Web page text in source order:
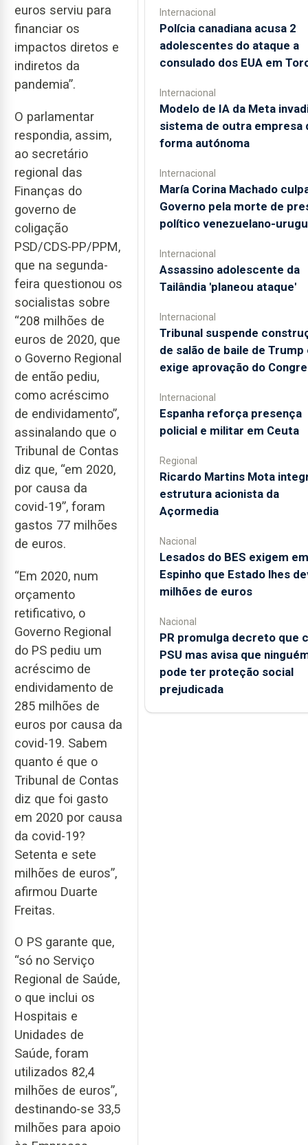
euros serviu para
financiar os
impactos diretos e
indiretos da
pandemia”.
O parlamentar
respondia, assim,
ao secretário
regional das
Finanças do
governo de
coligação
PSD/CDS-PP/PPM,
que na segunda-
feira questionou os
socialistas sobre
“208 milhões de
euros de 2020, que
o Governo Regional
de então pediu,
como acréscimo
de endividamento”,
assinalando que o
Tribunal de Contas
diz que, “em 2020,
por causa da
covid-19”, foram
gastos 77 milhões
de euros.
“Em 2020, num
orçamento
retificativo, o
Governo Regional
do PS pediu um
acréscimo de
endividamento de
285 milhões de
euros por causa da
covid-19. Sabem
quanto é que o
Tribunal de Contas
diz que foi gasto
em 2020 por causa
da covid-19?
Setenta e sete
milhões de euros”,
afirmou Duarte
Freitas.
O PS garante que,
“só no Serviço
Regional de Saúde,
o que inclui os
Hospitais e
Unidades de
Saúde, foram
utilizados 82,4
milhões de euros”,
destinando-se 33,5
milhões para apoio
Internacional
Polícia canadiana acusa 2
adolescentes do ataque a
consulado dos EUA em
Internacional
Modelo de IA da Meta
sistema de outra empresa
forma autónoma
Internacional
María Corina Machado
Governo pela morte de
político venezuelano-
Internacional
Assassino adolescente da
Tailândia 'planeou ataque'
Internacional
Tribunal suspende
de salão de baile de Trump
exige aprovação do
Internacional
Espanha reforça presença
policial e militar em Ceuta
Regional
Ricardo Martins Mota
estrutura acionista da
Açormedia
Nacional
Lesados do BES exigem em
Espinho que Estado lhes
milhões de euros
Nacional
PR promulga decreto que
PSU mas avisa que
pode ter proteção social
prejudicada